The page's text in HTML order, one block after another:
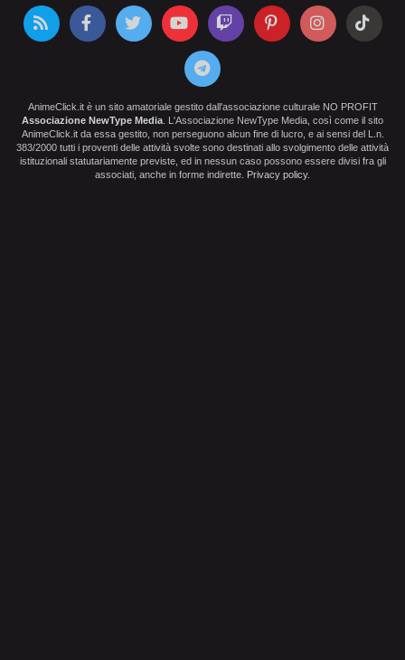
AnimeClick.it è un sito amatoriale gestito dall'associazione culturale NO PROFIT
Associazione NewType Media . L'Associazione NewType Media, così come il sito
AnimeClick.it da essa gestito, non perseguono alcun fine di lucro, e ai sensi del L.n.
383/2000 tutti i proventi delle attività svolte sono destinati allo svolgimento delle attività
istituzionali statutariamente previste, ed in nessun caso possono essere divisi fra gli
associati, anche in forme indirette.
Privacy policy.